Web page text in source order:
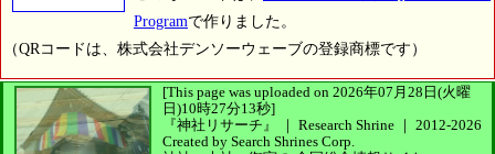
Programで作りました。
（QRコードは、株式会社デンソーウェーブの登録商標です）
[This page was uploaded on 2026年07月28日(火曜
日)10時27分13秒]
『神社リサーチ』 ｜ Research Shrine ｜ 2012-2026
Created by Search Shrines Corp.